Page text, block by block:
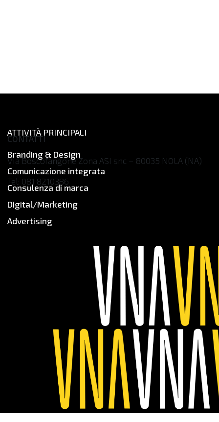
CONTATTI
Via Boscofangone Zona ASI snc – 80035 NOLA (NA)
Tel: 081 8210386
ATTIVITÀ PRINCIPALI
Branding & Design
Comunicazione integrata
Consulenza di marca
Digital/Marketing
Advertising